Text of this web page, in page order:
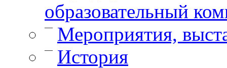
образовательный
— Мероприятия,
— История